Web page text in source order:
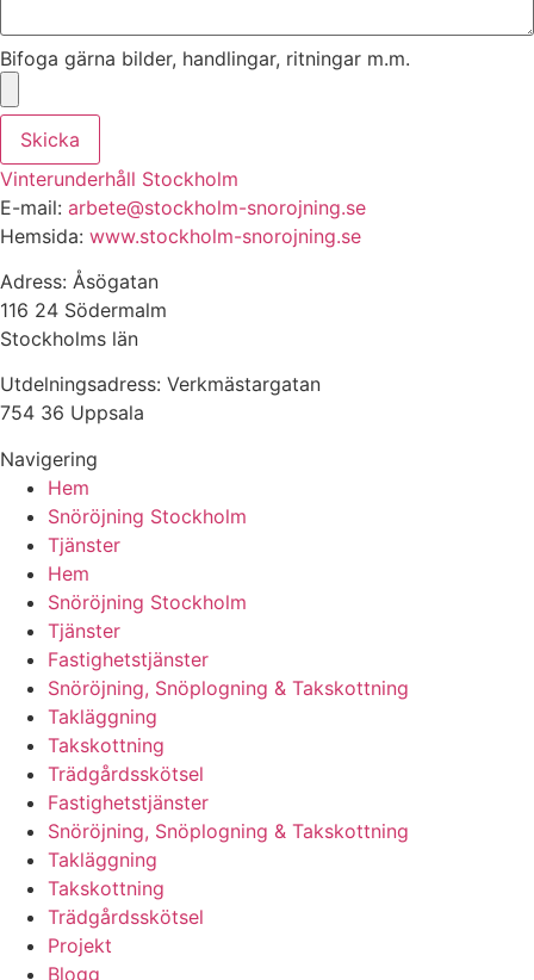
Bifoga gärna bilder, handlingar, ritningar m.m.
Skicka
Vinterunderhåll Stockholm
E-mail: arbete@stockholm-snorojning.se
Hemsida: www.stockholm-snorojning.se
Adress: Åsögatan
116 24 Södermalm
Stockholms län
Utdelningsadress: Verkmästargatan
754 36 Uppsala
Navigering
Hem
Snöröjning Stockholm
Tjänster
Hem
Snöröjning Stockholm
Tjänster
Fastighetstjänster
Snöröjning, Snöplogning & Takskottning
Takläggning
Takskottning
Trädgårdsskötsel
Fastighetstjänster
Snöröjning, Snöplogning & Takskottning
Takläggning
Takskottning
Trädgårdsskötsel
Projekt
Blogg